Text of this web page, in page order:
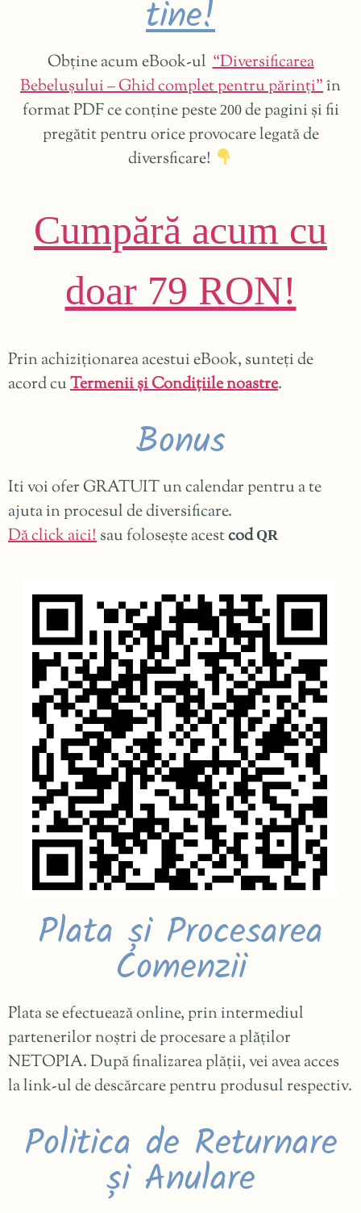
tine!
Obține acum eBook-ul“Diversificarea
Bebelușului – Ghid complet pentru părinți”în
format PDF ce conține peste 200de pagini și fii
pregătit pentru orice provocare legată de
diversficare!
Cumpără acum cu
doar 79 RON!
Prin achiziționarea acestui eBook, sunteți de
acord cuTermenii și Condițiile noastre.
Bonus
Iti voi ofer GRATUIT un calendar pentru a te
ajuta in procesul de diversificare.
Dă click aici!sau folosește acestcod QR
Plata și Procesarea
Comenzii
Plata se efectuează online, prin intermediul
partenerilor noștri de procesare a plăților
NETOPIA. După finalizarea plății, vei avea acces
la link-ul de descărcare pentru produsul respectiv.
Politica de Returnare
și Anulare